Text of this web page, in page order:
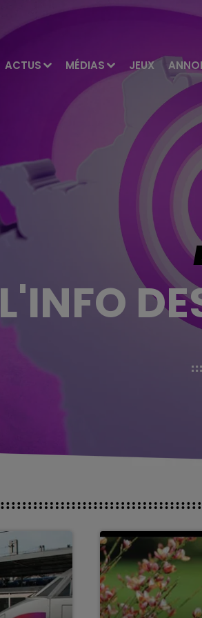
ACTUS MÉDIAS JEUX
L'INFO